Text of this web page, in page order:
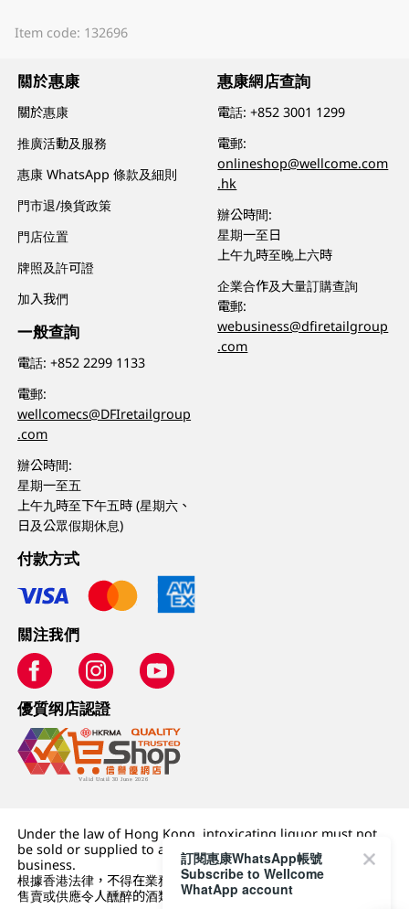
Item code: 132696
關於惠康
關於惠康
推廣活動及服務
惠康 WhatsApp 條款及細則
門市退/換貨政策
門店位置
牌照及許可證
加入我們
一般查詢
電話:+852 2299 1133
電郵:
wellcomecs@DFIretailgroup
.com
辦公時間:
星期一至五
上午九時至下午五時 (星期六、
日及公眾假期休息)
惠康網店查詢
電話:+852 3001 1299
電郵:
onlineshop@wellcome.com
.hk
辦公時間:
星期一至日
上午九時至晚上六時
企業合作及大量訂購查詢
電郵:
webusiness@dfiretailgroup
.com
付款方式
關注我們
優質纲店認證
Under the law of Hong Kong, intoxicating liquor must not
be sold or supplied to a minor (under 18) in the course of
business.
根據香港法律，不得在業務過程中，向未成年人 (18 歲以下人士)
售賣或供應令人醺醉的酒類。
訂閱惠康WhatsApp帳號
Subscribe to Wellcome
WhatApp account